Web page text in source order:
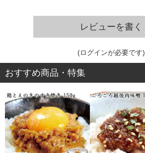
レビューを書く
(ログインが必要です)
おすすめ商品・特集